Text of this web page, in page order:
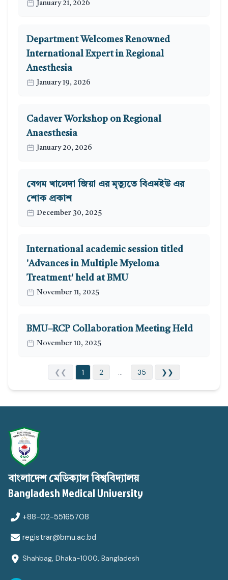
January 21, 2026
Department Welcomes Renowned
International Expert in Regional
Anesthesia
January 19, 2026
Cadaver Workshop on Regional
Anaesthesia
January 20, 2026
বেগম খালেদা জিয়া এর মৃত্যুতে বিএমইউ এর
শোক প্রকাশ
December 30, 2025
International academic session titled
'Advances in Multiple Myeloma
Treatment' held at BMU
November 11, 2025
BMU–RCP Collaboration Meeting Held
November 10, 2025
❮❮ 1 2 ... 35 ❯❯
বাংলাদেশ মেডিক্যাল বিশ্ববিদ্যালয়
Bangladesh Medical University
+88-02-55165708
registrar@bmu.ac.bd
Shahbag, Dhaka-1000, Bangladesh